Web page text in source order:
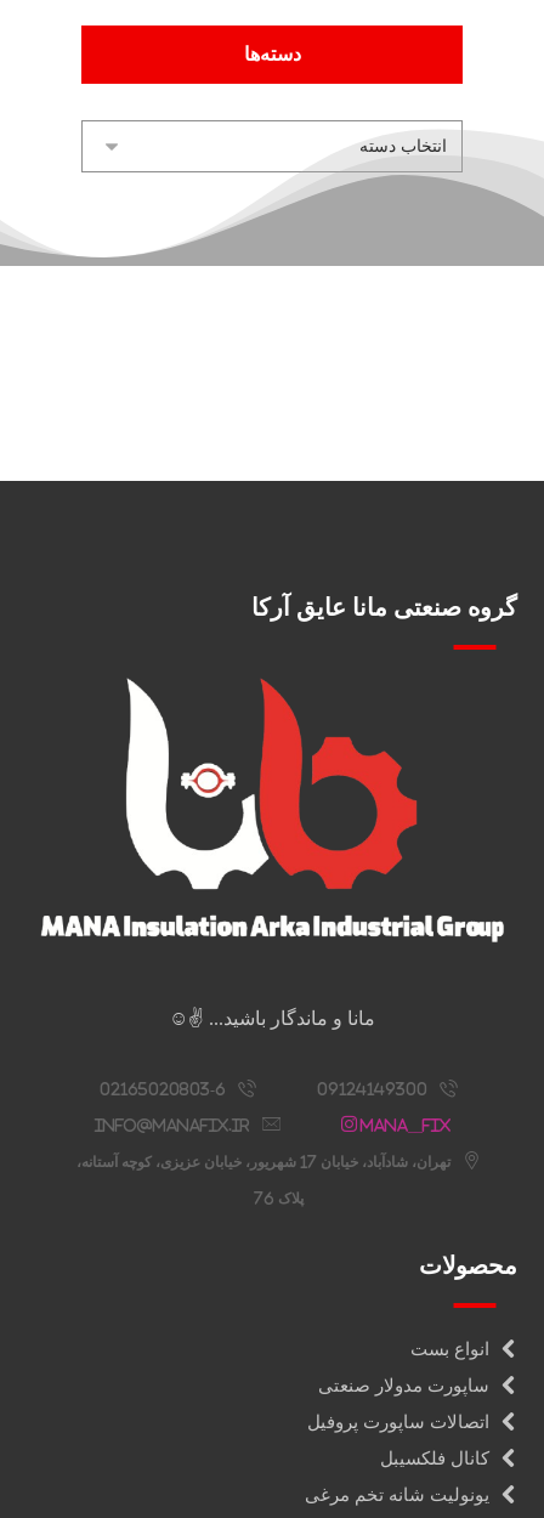
دسته‌ها
گروه صنعتی مانا عایق آرکا
مانا و ماندگار باشید... ✌️☺️
09124149300
02165020803-6
Mana__fix
info@manafix.ir
تهران، شادآباد، خیابان 17 شهریور، خیابان عزیزی، کوچه آستانه،
پلاک 76
محصولات
انواع بست
ساپورت مدولار صنعتی
اتصالات ساپورت پروفیل
کانال فلکسیبل
یونولیت شانه تخم مرغی